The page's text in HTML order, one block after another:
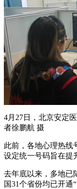
4月27日，北京安定
者徐鹏航 摄
此前，各地心理热线
设定统一号码旨在提
去年底以来，多地已
国31个省份均已开通